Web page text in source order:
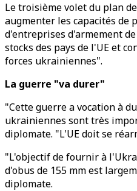
Le troisième volet du plan
augmenter les capacités de
d'entreprises d'armement
stocks des pays de l'UE et
forces ukrainiennes".
La guerre "va durer"
"Cette guerre a vocation à
ukrainiennes sont très
diplomate. "L'UE doit se
"L'objectif de fournir à
d'obus de 155 mm est
diplomate.